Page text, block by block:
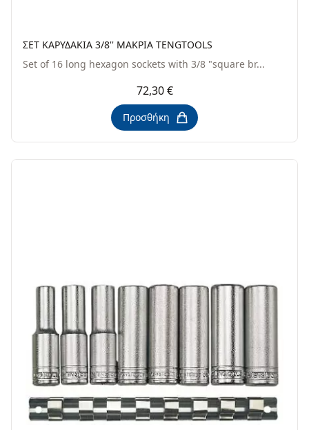
ΣΕΤ ΚΑΡΥΔΑΚΙΑ 3/8'' ΜΑΚΡΙΑ TENGTOOLS
Set of 16 long hexagon sockets with 3/8 "square br...
72,30 €
Προσθήκη